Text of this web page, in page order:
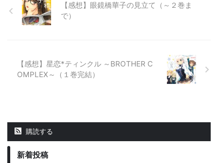
【感想】眼鏡橋華子の見立て（～２巻ま
で）
【感想】星恋*ティンクル ～BROTHER C
OMPLEX～（１巻完結）
購読する
新着投稿